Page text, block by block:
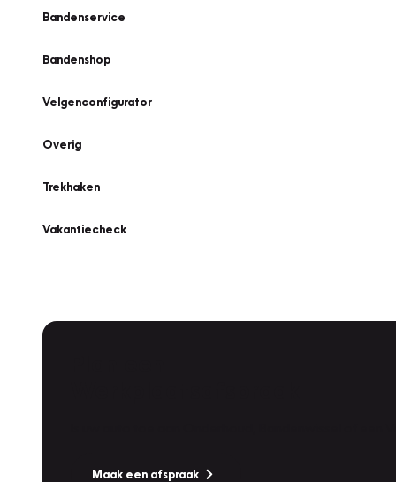
Bandenservice
Bandenshop
Velgenconfigurator
Overig
Trekhaken
Vakantiecheck
Maak een afspraak